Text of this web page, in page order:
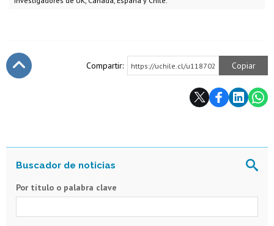
Compartir: https://uchile.cl/u118702 Copiar
Por título o palabra clave